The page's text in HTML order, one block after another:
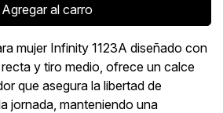
Agregar al carro
mujer Infinity 1123A diseñado con
y tiro medio, ofrece un calce
que asegura la libertad de
jornada, manteniendo una